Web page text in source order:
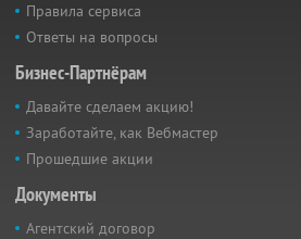
Правила сервиса
Ответы на вопросы
Бизнес-Партнёрам
Давайте сделаем акцию!
Заработайте, как Вебмастер
Прошедшие акции
Документы
Агентский договор